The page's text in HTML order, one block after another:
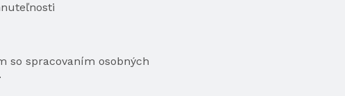
so spracovaním osobných
.